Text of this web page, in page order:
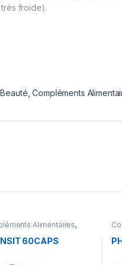
très froide).
Beauté ,Compléments
Alimentaires,
60CAPS